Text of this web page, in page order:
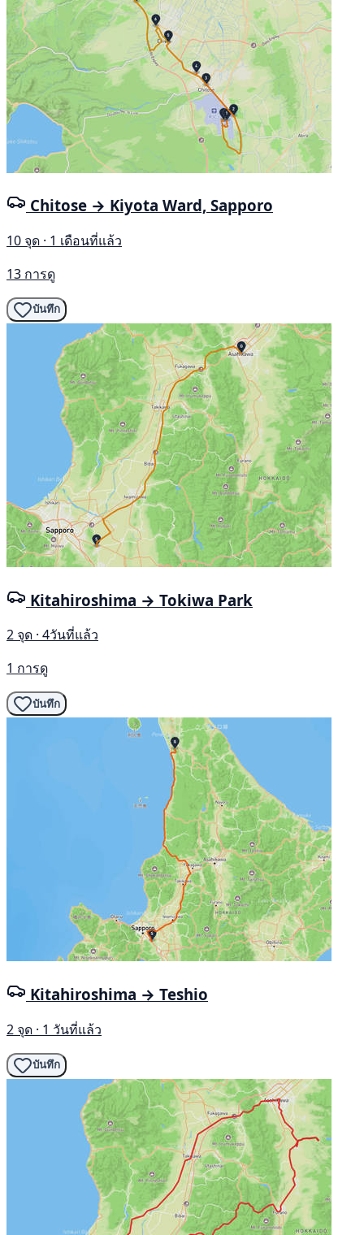
Chitose → Kiyota Ward, Sapporo
10 จุด · 1 เดือนที่แล้ว
13 การดู
บันทึก
Kitahiroshima → Tokiwa Park
2 จุด · 4วันที่แล้ว
1 การดู
บันทึก
Kitahiroshima → Teshio
2 จุด · 1 วันที่แล้ว
บันทึก